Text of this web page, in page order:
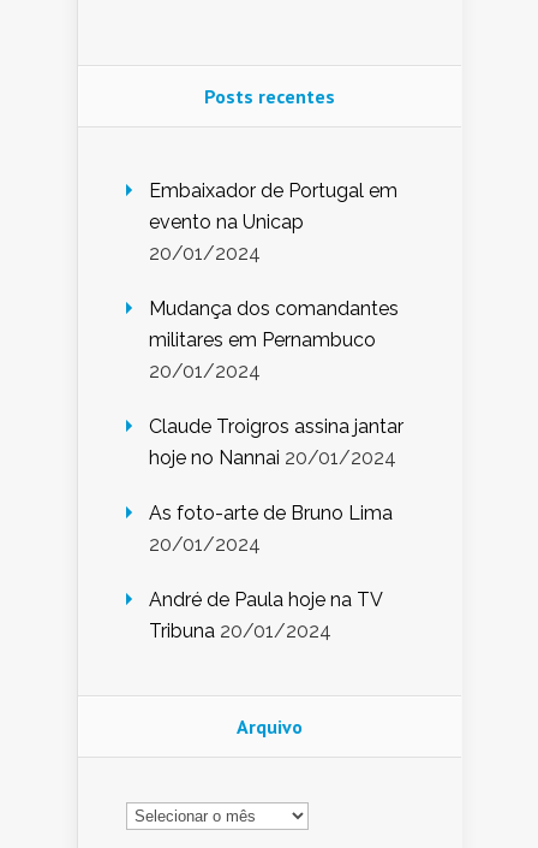
Posts recentes
Embaixador de Portugal em
evento na Unicap
20/01/2024
Mudança dos comandantes
militares em Pernambuco
20/01/2024
Claude Troigros assina jantar
hoje no Nannai 20/01/2024
As foto-arte de Bruno Lima
20/01/2024
André de Paula hoje na TV
Tribuna 20/01/2024
Arquivo
Arquivo